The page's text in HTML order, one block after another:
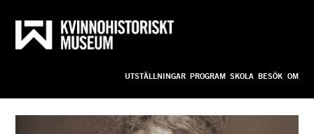
Till innehållet
UTSTÄLLNINGAR PROGRAM SKOLA BESÖK OM